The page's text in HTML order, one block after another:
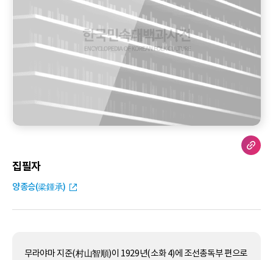
집필자
양종승(梁鍾承)
무라야마 지준(村山智順)이 1929년(소화 4)에 조선총독부 편으로